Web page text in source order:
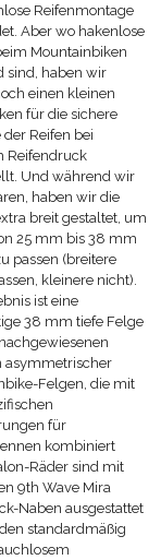
Reifenmontage
Aber wo hakenlose
Mountainbiken
sind, haben wir
einen kleinen
für die sichere
der Reifen bei
Reifendruck
Und während wir
haben wir die
breit gestaltet, um
25 mm bis 38 mm
passen (breitere
kleinere nicht).
ist eine
38 mm tiefe Felge
asymmetrischer
Felgen, die mit
für
kombiniert
Räder sind mit
9th Wave Mira
Naben ausgestattet
standardmäßig